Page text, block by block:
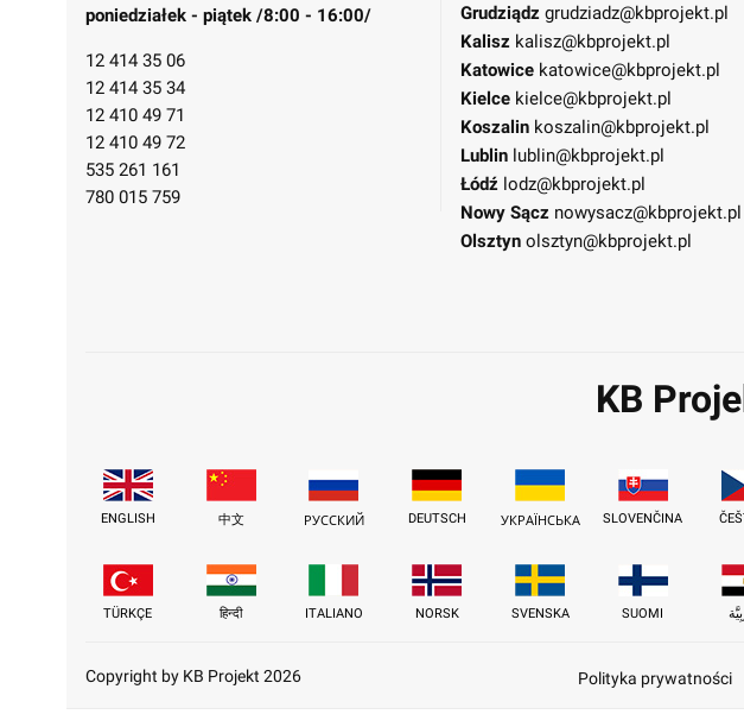
poniedziałek - piątek /8:00 - 16:00/
12 414 35 06
12 414 35 34
12 410 49 71
12 410 49 72
535 261 161
780 015 759
Grudziądz grudziadz@kbprojekt.pl
Kalisz kalisz@kbprojekt.pl
Katowice katowice@kbprojekt.pl
Kielce kielce@kbprojekt.pl
Koszalin koszalin@kbprojekt.pl
Lublin lublin@kbprojekt.pl
Łódź lodz@kbprojekt.pl
Nowy Sącz nowysacz@kbprojekt.pl
Olsztyn olsztyn@kbprojekt.pl
KB
ENGLISH 中文 РУССКИЙ DEUTSCH УКРАЇНСЬКА SLOVENČINA
TÜRKÇE हिन्दी ITALIANO NORSK SVENSKA SUOMI
Copyright by KB Projekt 2026 Polityka prywatności